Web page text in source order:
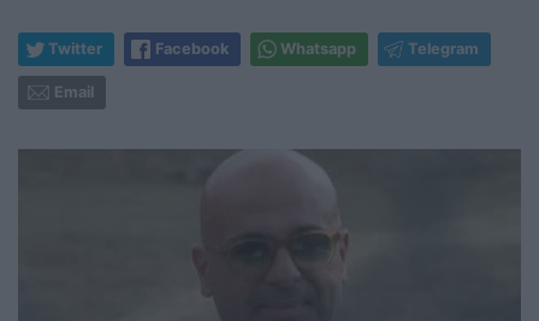
Twitter Facebook Whatsapp Telegram
Email